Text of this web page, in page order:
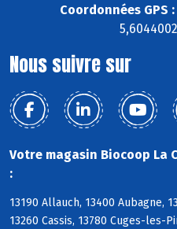
Coordonnées GPS :
Nous suivre sur
Votre magasin Biocoop La
:
13190 Allauch, 13400 Aubagne,
13260 Cassis, 13780 Cuges-les-